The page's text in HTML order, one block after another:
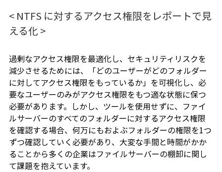
< NTFS に対するアクセス権限をレポートで見
える化 >
過剰なアクセス権限を最適化し、セキュリティリスクを
減少させるためには、「どのユーザーがどのフォルダー
に対してアクセス権限をもっているか」を可視化し、必
要なユーザーのみがアクセス権限をもつ適な状態に保つ
必要があります。しかし、ツールを使用せずに、ファイ
ルサーバーのすべてのフォルダーに対するアクセス権限
を確認する場合、何万にもおよぶフォルダーの権限を1つ
ずつ確認していく必要があり、大変な手間と時間がかか
ることから多くの企業はファイルサーバーの棚卸に関し
て課題を抱えています。